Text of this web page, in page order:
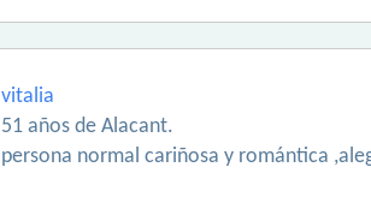
vitalia
51 años de Alacant.
persona normal cariñosa y romántica